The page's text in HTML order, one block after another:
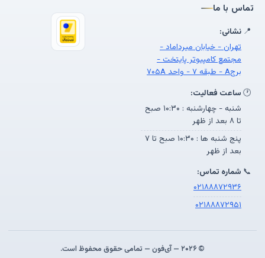
تماس با ما
📍 نشانی:
تهران - خیابان میرداماد -
مجتمع کامپیوتر پایتخت -
برجA - طبقه ۷ - واحد ۷۰۵A
🕐 ساعت فعالیت:
شنبه - چهارشنبه : ۱۰:۳۰ صبح
تا ۸ بعد از ظهر
پنج شنبه ها : ۱۰:۳۰ صبح تا ۷
بعد از ظهر
📞 شماره تماس:
۰۲۱۸۸۸۷۲۹۳۶
۰۲۱۸۸۸۷۲۹۵۱
© ۲۰۲۶ — آی‌فون — تمامی حقوق محفوظ است.